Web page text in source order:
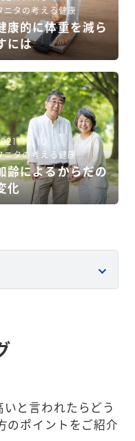
ニタの考える健康
康的に体重を減ら
には
ニタの考える健康
齢によるからだの
化
と言われたらどう
のポイントをご紹介